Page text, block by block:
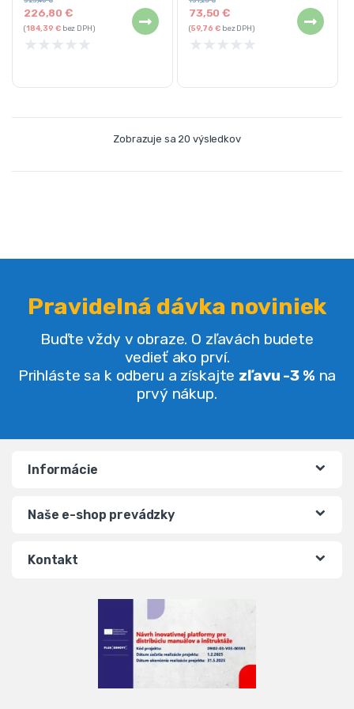
226,80€
(184,39 €bez DPH)
★ ★ ★ ★ ★
73,50€
(59,76€bez DPH)
★ ★ ★ ★ ★
Zobrazuje sa 20 výsledkov
Pravidelná dávka noviniek
Buďte vždy v obraze. O zľavách budete
vedieť ako prví.
Prihláste sa k odberu a získajte zľavu -3 % na
prvý nákup.
Informácie
Naše e-shop prevádzky
Kontakt